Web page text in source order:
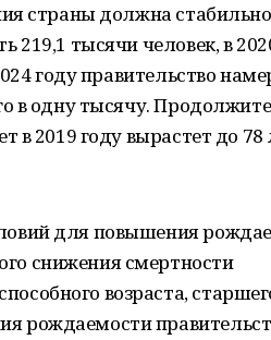
страны должна стабильно
219,1 тысячи человек, в
году правительство
в одну тысячу.
в 2019 году вырастет до 78
для повышения
снижения смертности
возраста,
рождаемости